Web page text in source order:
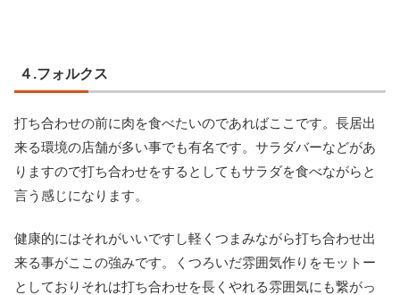
４.フォルクス
打ち合わせの前に肉を食べたいのであればここです。長居出
来る環境の店舗が多い事でも有名です。サラダバーなどがあ
りますので打ち合わせをするとしてもサラダを食べながらと
言う感じになります。
健康的にはそれがいいですし軽くつまみながら打ち合わせ出
来る事がここの強みです。くつろいだ雰囲気作りをモットー
としておりそれは打ち合わせを長くやれる雰囲気にも繋がっ